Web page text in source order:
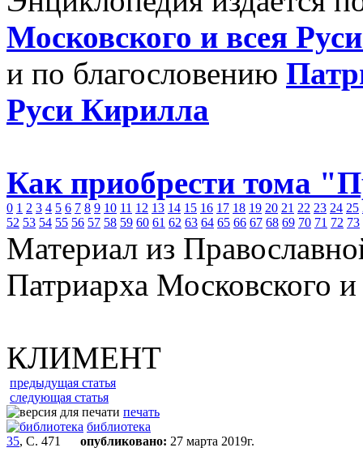
Московского и всея
и по благословению
Руси Кирилла
Как приобрести тома
0 1 2 3 4 5 6 7 8 9 10 11 12 13 14 15 16 17 18 19 20 21 22 23 24 25
52 53 54 55 56 57 58 59 60 61 62 63 64 65 66 67 68 69 70 71 72 73
Материал из
Патриарха Московского
КЛИМЕНТ
предыдущая статья
следующая статья
печать
библиотека
35, С. 471 опубликовано: 27 марта 2019г.